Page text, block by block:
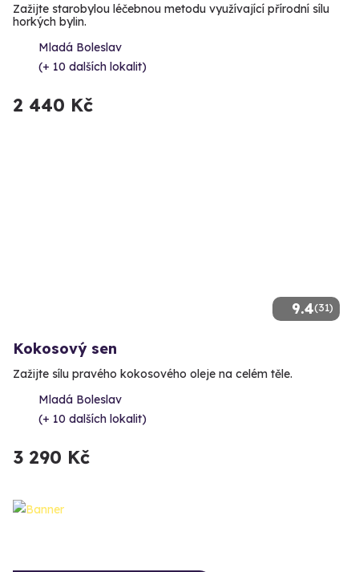
Zažijte starobylou léčebnou metodu využívající přírodní sílu
horkých bylin.
Mladá Boleslav
(+ 10 dalších lokalit)
2 440 Kč
9.4(31)
Kokosový sen
Zažijte sílu pravého kokosového oleje na celém těle.
Mladá Boleslav
(+ 10 dalších lokalit)
3 290 Kč